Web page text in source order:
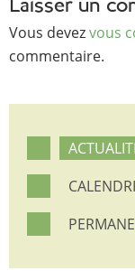
Laisser un
Vous devezvous
commentaire.